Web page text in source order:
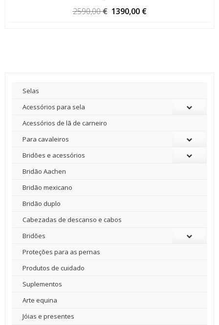
2590,00€ O
1390,00 €
Selas
Acessórios para sela
Acessórios de lã de carneiro
Para cavaleiros
Bridões e acessórios
Bridão Aachen
Bridão mexicano
Bridão duplo
Cabezadas de descanso e cabos
Bridões
Proteções para as pernas
Produtos de cuidado
Suplementos
Arte equina
Jóias e presentes